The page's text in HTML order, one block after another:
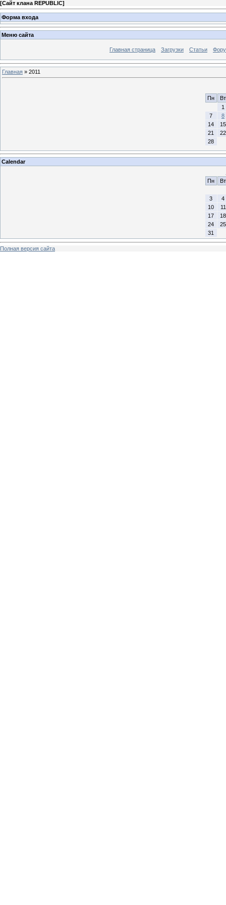
[Сайт клана REPUBLIC]
Форма входа
Меню сайта
Главная страница Загрузки Статьи
Главная » 2011
Пн
Вт
1
7
8
14
15
21
22
28
Calendar
Пн
Вт
3
4
10
11
17
18
24
25
31
Полная версия сайта